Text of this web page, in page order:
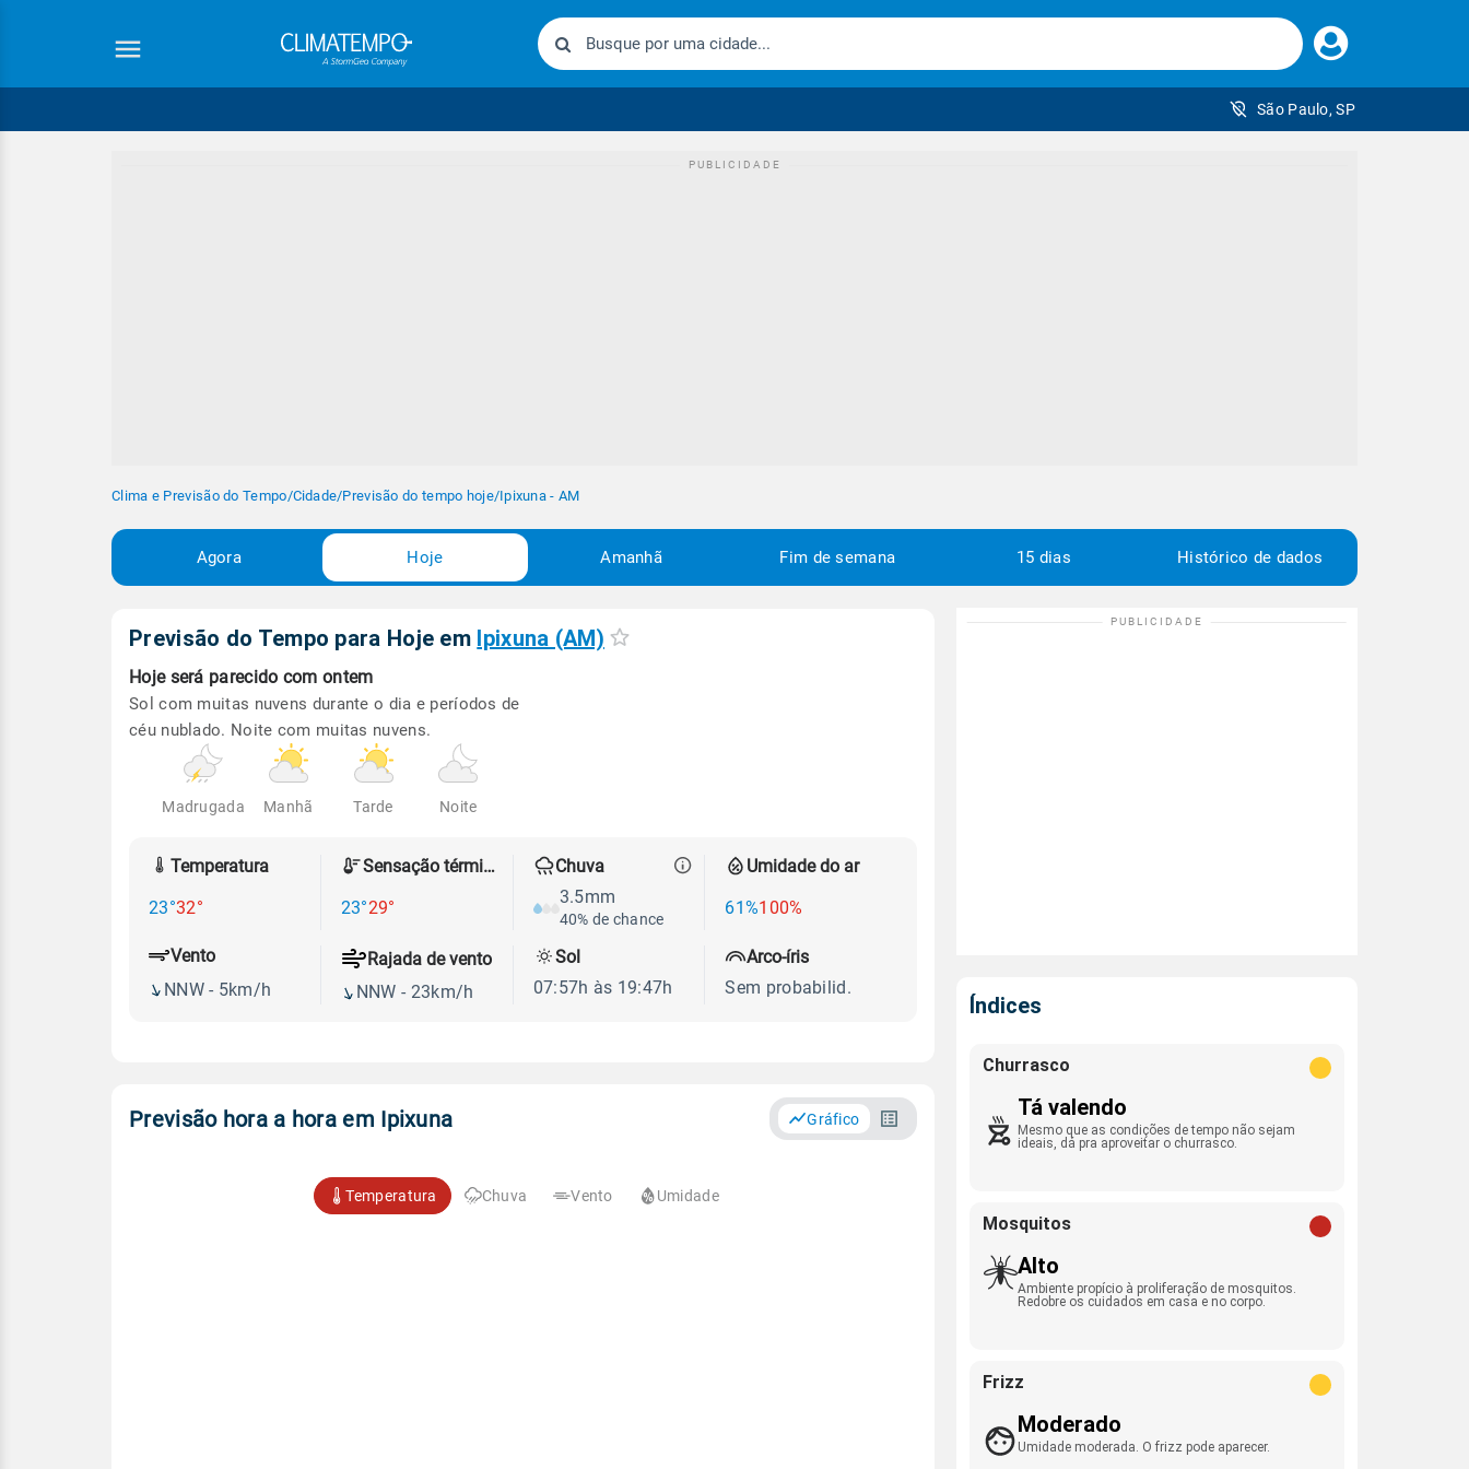
Faça
seu
São Paulo, SP
Clima e Previsão do Tempo/Cidade/Previsão do tempo hoje/Ipixuna - AM
Agora Hoje Amanhã Fim de semana 15 dias Histórico de dados
Previsão do Tempo para Hoje em Ipixuna (AM)
Hoje será parecido com ontem
Sol com muitas nuvens durante o dia e períodos de
céu nublado. Noite com muitas nuvens.
Madrugada Manhã Tarde Noite
Temperatura
23°32°
Sensação térmica
23°29°
Chuva
3.5mm
40% de chance
Umidade do ar
61%100%
Vento
NNW - 5km/h
Rajada de vento
NNW - 23km/h
Sol
07:57h às 19:47h
Arco-íris
Sem probabilid.
Previsão hora a hora em Ipixuna Gráfico
Temperatura Chuva Vento Umidade
Índices
Churrasco
Tá valendo
Mesmo que as condições de tempo não sejam
ideais, dá pra aproveitar o churrasco.
Mosquitos
Alto
Ambiente propício à proliferação de mosquitos.
Redobre os cuidados em casa e no corpo.
Frizz
Moderado
Umidade moderada. O frizz pode aparecer.